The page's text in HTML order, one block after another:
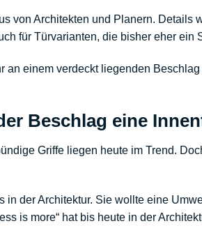
von Architekten und Planern. Details
für Türvarianten, die bisher eher ein
einem verdeckt liegenden
Beschlag eine
Griffe liegen heute im Trend.
der Architektur. Sie wollte eine
is more“ hat bis heute in der